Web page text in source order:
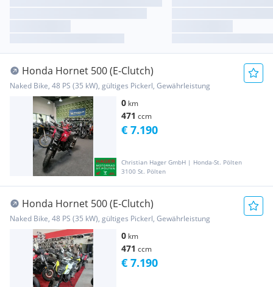
Honda Hornet 500 (E-Clutch)
Naked Bike, 48 PS (35 kW), gültiges Pickerl, Gewährleistung
0 km
471 ccm
Christian Hager GmbH | Honda-St. Pölten
3100 St. Pölten
€ 7.190
Honda Hornet 500 (E-Clutch)
Naked Bike, 48 PS (35 kW), gültiges Pickerl, Gewährleistung
0 km
471 ccm
€ 7.190